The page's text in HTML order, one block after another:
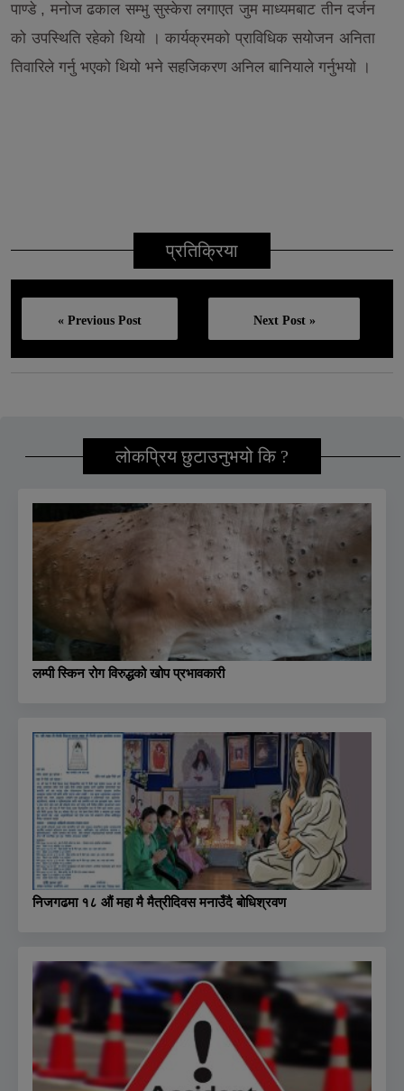
पाण्डे , मनोज ढकाल सम्भु सुस्केरा लगाएत जुम माध्यमबाट तीन दर्जन
को उपस्थिति रहेको थियो । कार्यक्रमको प्राविधिक सयोजन अनिता
तिवारिले गर्नु भएको थियो भने सहजिकरण अनिल बानियाले गर्नुभयो ।
प्रतिक्रिया
« Previous Post Next Post »
लोकप्रिय छुटाउनुभयो कि ?
लम्पी स्किन रोग विरुद्धको खोप प्रभावकारी
निजगढमा १८ औं महा मै मैत्रीदिवस मनाउँदै बोधिश्रवण